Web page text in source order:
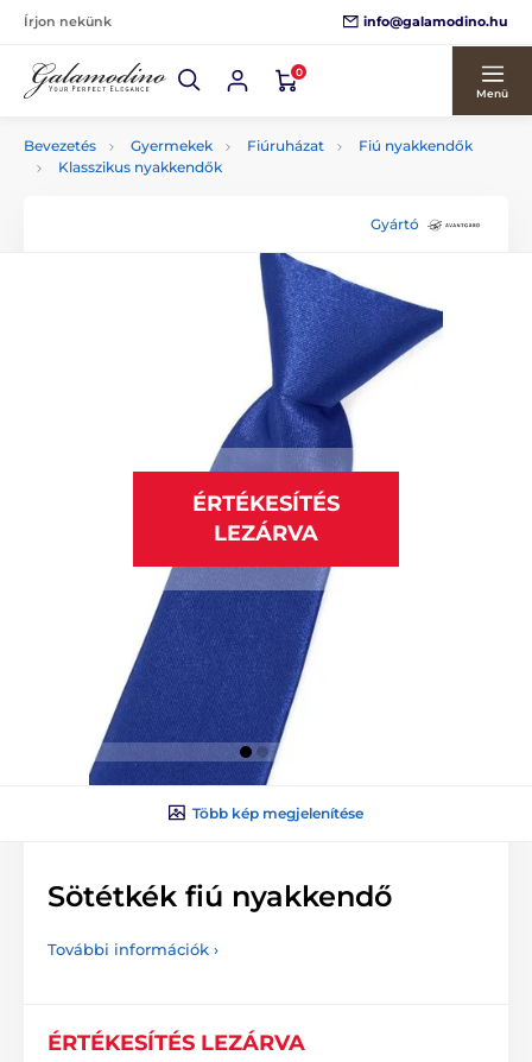
Írjon nekünk info@galamodino.hu
0
Menü
Bevezetés Gyermekek Fiúruházat
Fiú nyakkendők
Klasszikus nyakkendők
Gyártó
ÉRTÉKESÍTÉS
LEZÁRVA
Több kép megjelenítése
Sötétkék fiú nyakkendő
További információk ›
ÉRTÉKESÍTÉS LEZÁRVA